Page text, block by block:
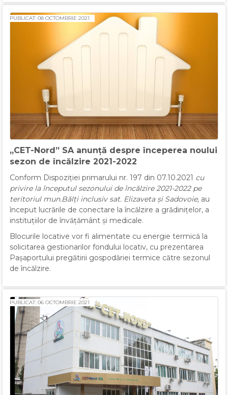
„CET-Nord” SA anunță despre începerea noului
sezon de încălzire 2021-2022
PUBLICAT: 08 OCTOMBRIE 2021
Conform Dispoziției primarului nr. 197 din 07.10.2021 cu
privire la începutul sezonului de încălzire 2021-2022 pe
teritoriul mun.Bălți inclusiv sat. Elizaveta și Sadovoie, au
început lucrările de conectare la încălzire a grădinițelor, a
instituțiilor de învățământ și medicale.
Blocurile locative vor fi alimentate cu energie termică la
solicitarea gestionarilor fondului locativ, cu prezentarea
Pașaportului pregătirii gospodăriei termice către sezonul
de încălzire.
PUBLICAT: 06 OCTOMBRIE 2021